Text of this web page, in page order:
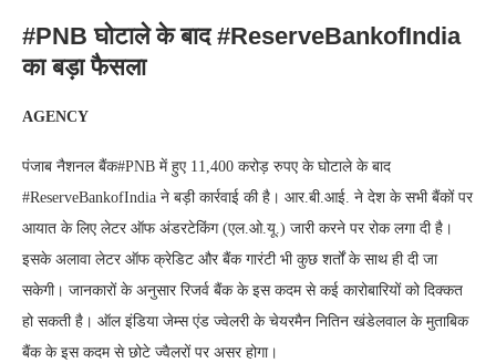
#PNB घोटाले के बाद #ReserveBankofIndia
का बड़ा फैसला
AGENCY
पंजाब नैशनल बैंक#PNB में हुए 11,400 करोड़ रुपए के घोटाले के बाद
#ReserveBankofIndia ने बड़ी कार्रवाई की है। आर.बी.आई. ने देश के सभी बैंकों पर
आयात के लिए लेटर ऑफ अंडरटेकिंग (एल.ओ.यू.) जारी करने पर रोक लगा दी है।
इसके अलावा लेटर ऑफ क्रेडिट और बैंक गारंटी भी कुछ शर्तों के साथ ही दी जा
सकेगी। जानकारों के अनुसार रिजर्व बैंक के इस कदम से कई कारोबारियों को दिक्कत
हो सकती है। ऑल इंडिया जेम्स एंड ज्वेलरी के चेयरमैन नितिन खंडेलवाल के मुताबिक
बैंक के इस कदम से छोटे ज्वैलरों पर असर होगा।